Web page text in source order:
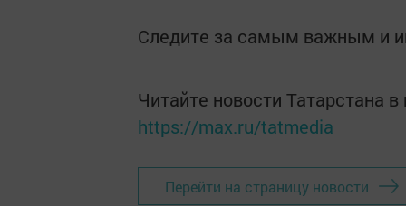
Следите за самым важным и
Читайте новости Татарстана
https://max.ru/tatmedia
Перейти на страницу новости